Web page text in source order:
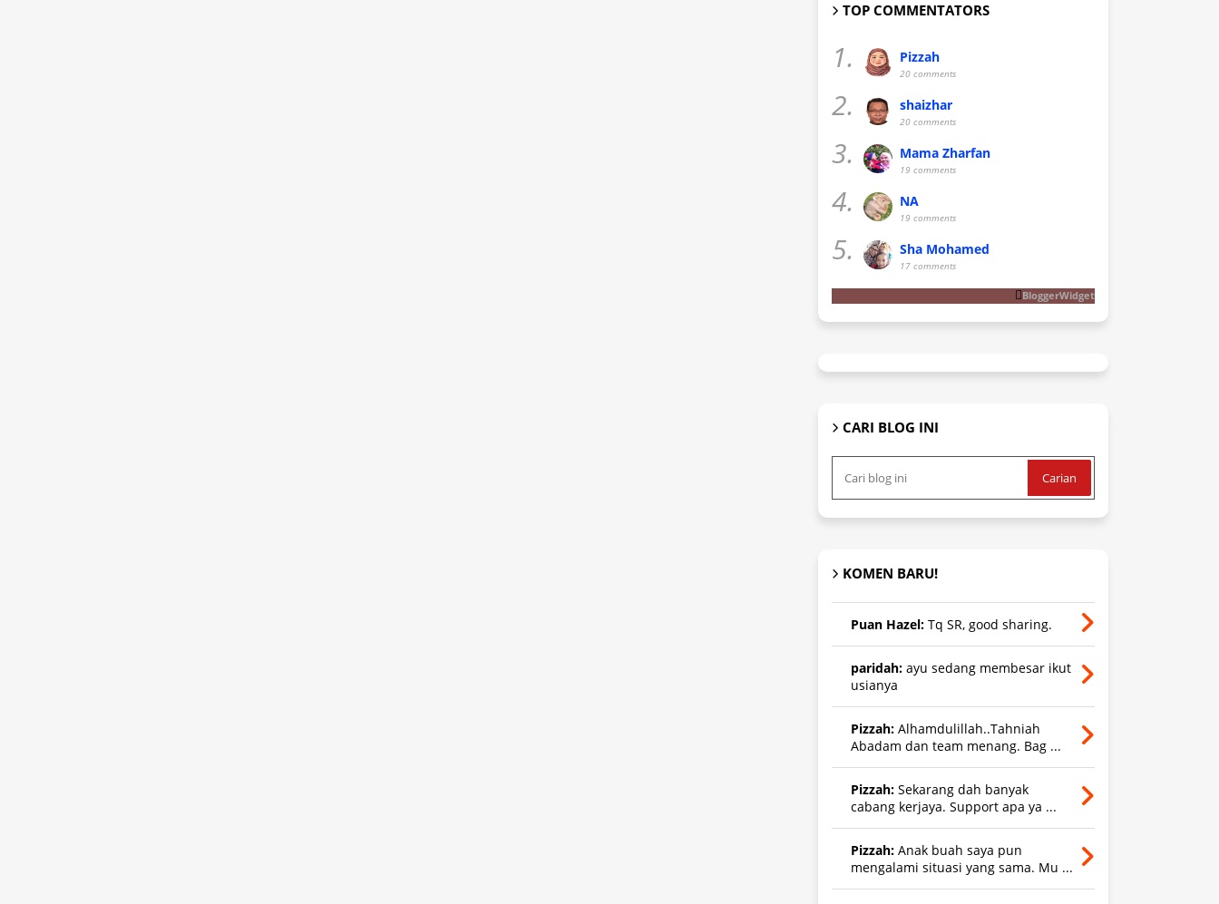
TOP COMMENTATORS
1. Pizzah
20 comments
2. shaizhar
20 comments
3. Mama Zharfan
19 comments
4. NA
19 comments
5. Sha Mohamed
17 comments
BloggerWidget
CARI BLOG INI
KOMEN BARU!
Puan Hazel: Tq SR, good sharing.
paridah: ayu sedang membesar ikut
usianya
Pizzah: Alhamdulillah..Tahniah
Abadam dan team menang. Bag ...
Pizzah: Sekarang dah banyak
cabang kerjaya. Support apa ya ...
Pizzah: Anak buah saya pun
mengalami situasi yang sama. Mu ...